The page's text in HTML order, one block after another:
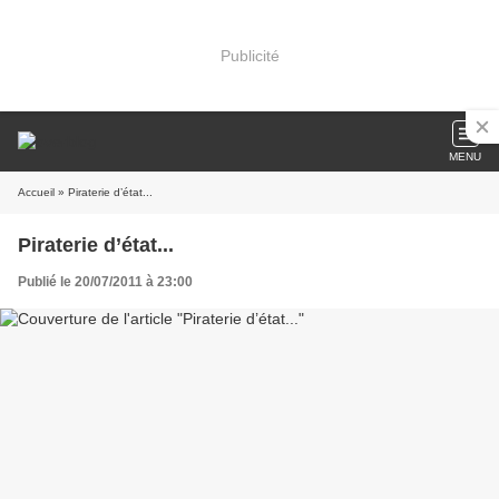
Publicité
MENU
Accueil » Piraterie d’état...
Piraterie d’état...
Publié le 20/07/2011 à 23:00